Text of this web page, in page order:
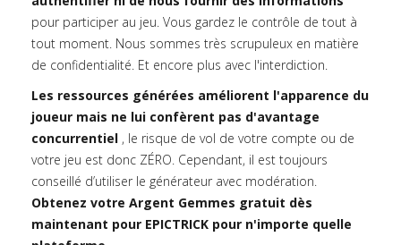
pour participer au jeu. Vous gardez le contrôle de tout à
tout moment. Nous sommes très scrupuleux en matière
de confidentialité. Et encore plus avec l'interdiction.
Les ressources générées améliorent l'apparence du
joueur mais ne lui confèrent pas d'avantage
concurrentiel , le risque de vol de votre compte ou de
votre jeu est donc ZÉRO. Cependant, il est toujours
conseillé d’utiliser le générateur avec modération.
Obtenez votre Argent Gemmes gratuit dès
maintenant pour EPICTRICK pour n'importe quelle